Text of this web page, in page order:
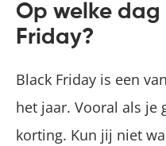
Op welke
Friday?
Black Friday is een
het jaar. Vooral als je
korting. Kun jij niet